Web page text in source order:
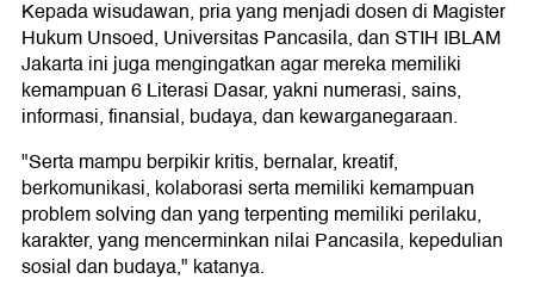
Kepada wisudawan, pria yang menjadi dosen di Magister
Hukum Unsoed, Universitas Pancasila, dan STIH IBLAM
Jakarta ini juga mengingatkan agar mereka memiliki
kemampuan 6 Literasi Dasar, yakni numerasi, sains,
informasi, finansial, budaya, dan kewarganegaraan.
"Serta mampu berpikir kritis, bernalar, kreatif,
berkomunikasi, kolaborasi serta memiliki kemampuan
problem solving dan yang terpenting memiliki perilaku,
karakter, yang mencerminkan nilai Pancasila, kepedulian
sosial dan budaya," katanya.